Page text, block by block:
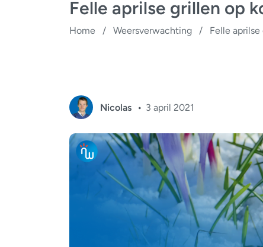
Felle aprilse grillen op
Home / Weersverwachting / Felle
Nicolas 3 april 2021